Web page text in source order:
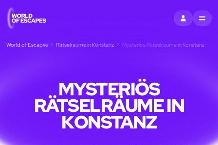
EINTRAGEN
MENU
World of Escapes Rätselräume in Konstanz Mysteriös Rätselräume in Konstanz
MYSTERIÖS
RÄTSELRÄUME IN
KONSTANZ